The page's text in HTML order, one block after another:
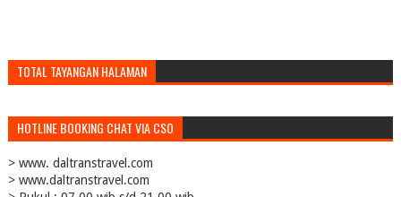
TOTAL TAYANGAN HALAMAN
HOTLINE BOOKING CHAT VIA CSO
> www. daltranstravel.com
> www.daltranstravel.com